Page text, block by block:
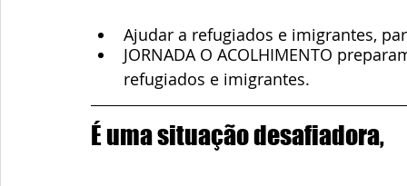
Ajudar a refugiados e imigrantes,
JORNADA O ACOLHIMENTO
refugiados e imigrantes.
É uma situação desafiadora,